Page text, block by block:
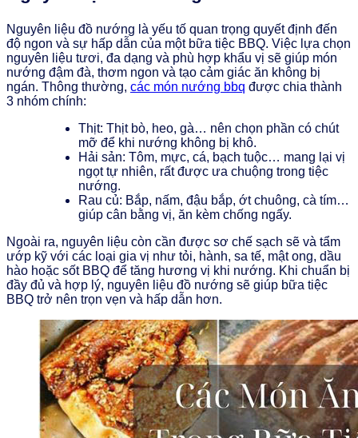
Nguyên liệu đồ nướng là yếu tố quan trọng quyết định đến
độ ngon và sự hấp dẫn của một bữa tiệc BBQ. Việc lựa chọn
nguyên liệu tươi, đa dạng và phù hợp khẩu vị sẽ giúp món
nướng đậm đà, thơm ngon và tạo cảm giác ăn không bị
ngán. Thông thường, các món nướng bbq được chia thành
3 nhóm chính:
Thịt: Thịt bò, heo, gà… nên chọn phần có chút
mỡ để khi nướng không bị khô.
Hải sản: Tôm, mực, cá, bạch tuộc… mang lại vị
ngọt tự nhiên, rất được ưa chuộng trong tiệc
nướng.
Rau củ: Bắp, nấm, đậu bắp, ớt chuông, cà tím…
giúp cân bằng vị, ăn kèm chống ngấy.
Ngoài ra, nguyên liệu còn cần được sơ chế sạch sẽ và tẩm
ướp kỹ với các loại gia vị như tỏi, hành, sa tế, mật ong, dầu
hào hoặc sốt BBQ để tăng hương vị khi nướng. Khi chuẩn bị
đầy đủ và hợp lý, nguyên liệu đồ nướng sẽ giúp bữa tiệc
BBQ trở nên trọn vẹn và hấp dẫn hơn.